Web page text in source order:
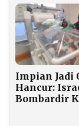
Impian Jadi
Hancur:
Bombardir